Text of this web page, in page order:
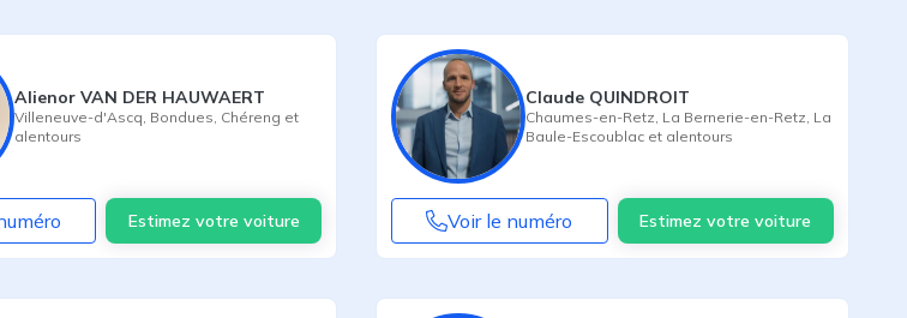
Alienor VAN DER HAUWAERT
Villeneuve-d'Ascq Bondues Chéreng et
alentours
Estimez votre voiture
Claude QUINDROIT
Chaumes-en-Retz La Bernerie-en-Retz La
Baule-Escoublac et alentours
Voir le numéro Estimez votre voiture